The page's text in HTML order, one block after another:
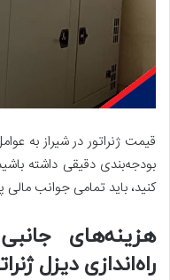
قیمت ژنراتور در شیراز به
بودجه‌بندی دقیقی داشته
کنید، باید تمامی جوانب مالی
هزینه‌های
راه‌اندازی دیزل